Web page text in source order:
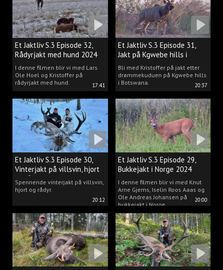
17:41
Et Jaktliv S.3 Episode 32,
Rådyrjakt med hund 2024
I denne filmen blir vi med Lars
Ole Hoel og Kristoffer på
rådyrjakt med hund.
20:37
Et Jaktliv S.3 Episode 31,
Jakt på Kgwebe hills i
Botswana
Bli med Kristoffer på jakt etter
drømmekuduen på Kgwebe hills
i Botswana.
20:12
Et Jaktliv S.3 Episode 30,
Vinterjakt på villsvin, hjort
og rådyr.
Spennende vinterjakt på villsvin,
hjort og rådyr.
20:00
Et Jaktliv S.3 Episode 29,
Bukkejakt i Norge 2024
I denne filmen blir vi med Knut
Arne Gjems, Iselin Roos Aaas og
Ole Andreas Johansen på
bukkejakt i Norge.